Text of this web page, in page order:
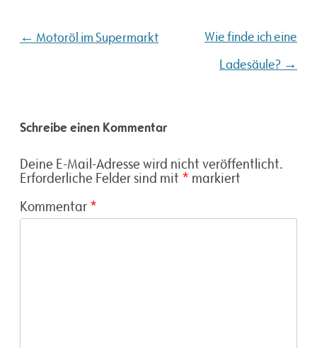
Beitragsnavigation
← Motoröl im Supermarkt
Wie finde ich eine
Ladesäule? →
Schreibe einen Kommentar
Deine E-Mail-Adresse wird nicht veröffentlicht.
Erforderliche Felder sind mit * markiert
Kommentar *